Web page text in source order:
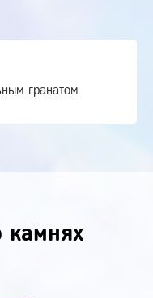
гранатом
камнях